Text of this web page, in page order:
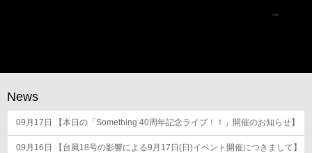
ー
シ
ョ
ン
→
News
09月17日 【本日の「Something 40周年記念ライブ！！」開催のお知らせ】
09月16日 【台風18号の影響による9月17日(日)イベント開催につきまして】